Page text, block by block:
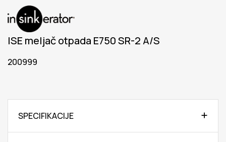
ISE meljač otpada E750 SR-2 A/S
200999
SPECIFIKACIJE